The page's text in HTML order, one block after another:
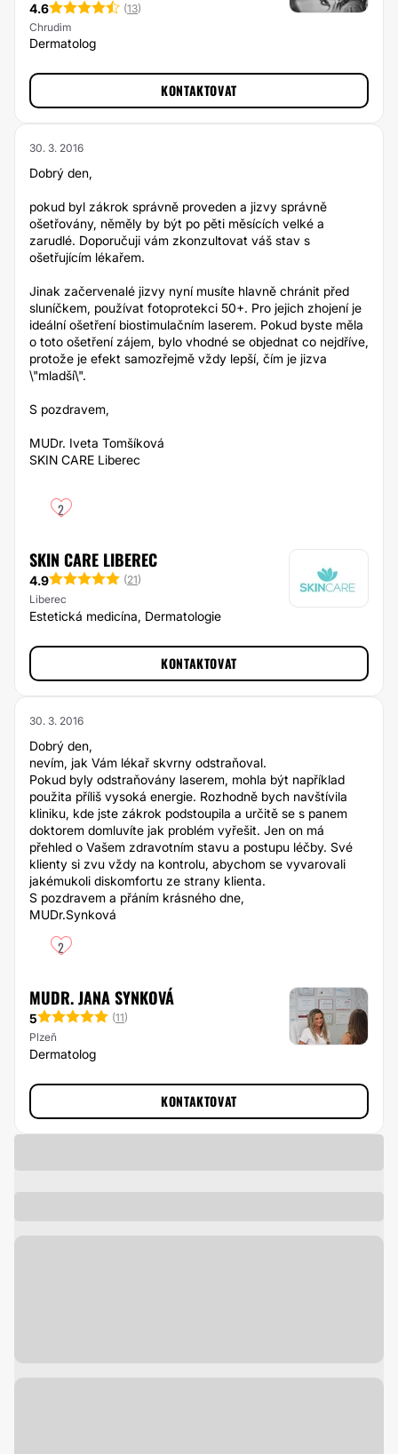
4.6 (13)
Chrudim
Dermatolog
KONTAKTOVAT
30. 3. 2016
Dobrý den,
pokud byl zákrok správně proveden a jizvy správně
ošetřovány, něměly by být po pěti měsících velké a
zarudlé. Doporučuji vám zkonzultovat váš stav s
ošetřujícím lékařem.
Jinak začervenalé jizvy nyní musíte hlavně chránit před
sluníčkem, používat fotoprotekci 50+. Pro jejich zhojení je
ideální ošetření biostimulačním laserem. Pokud byste měla
o toto ošetření zájem, bylo vhodné se objednat co nejdříve,
protože je efekt samozřejmě vždy lepší, čím je jizva
\"mladší\".
S pozdravem,
MUDr. Iveta Tomšíková
SKIN CARE Liberec
2
SKIN CARE LIBEREC
4.9 (21)
Liberec
Estetická medicína, Dermatologie
KONTAKTOVAT
30. 3. 2016
Dobrý den,
nevím, jak Vám lékař skvrny odstraňoval.
Pokud byly odstraňovány laserem, mohla být například
použita příliš vysoká energie. Rozhodně bych navštívila
kliniku, kde jste zákrok podstoupila a určitě se s panem
doktorem domluvíte jak problém vyřešit. Jen on má
přehled o Vašem zdravotním stavu a postupu léčby. Své
klienty si zvu vždy na kontrolu, abychom se vyvarovali
jakémukoli diskomfortu ze strany klienta.
S pozdravem a přáním krásného dne,
MUDr.Synková
2
MUDR. JANA SYNKOVÁ
5 (11)
Plzeň
Dermatolog
KONTAKTOVAT